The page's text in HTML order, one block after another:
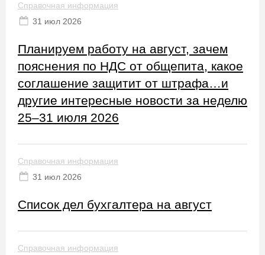
Справочная информация
31 июл 2026
Планируем работу на август, зачем
пояснения по НДС от общепита, какое
соглашение защитит от штрафа…и
другие интересные новости за неделю
25–31 июля 2026
Справочная информация
31 июл 2026
Список дел бухгалтера на август
Справочная информация